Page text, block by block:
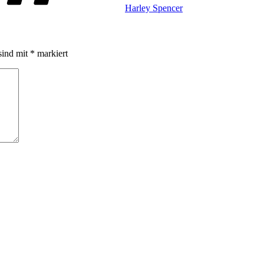
Harley Spencer
mit * markiert